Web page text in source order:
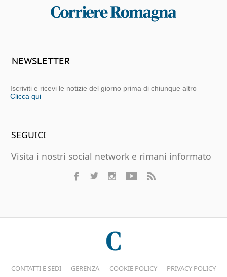
NEWSLETTER
Iscriviti e ricevi le notizie del giorno prima di chiunque altro
Clicca qui
SEGUICI
Visita i nostri social network e rimani informato
CONTATTI E SEDI GERENZA COOKIE POLICY
PRIVACY POLICY